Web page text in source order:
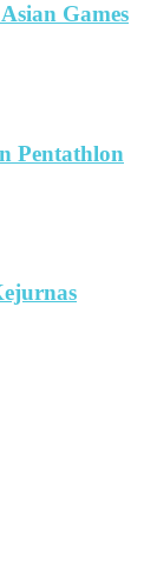
Games
Pentathlon